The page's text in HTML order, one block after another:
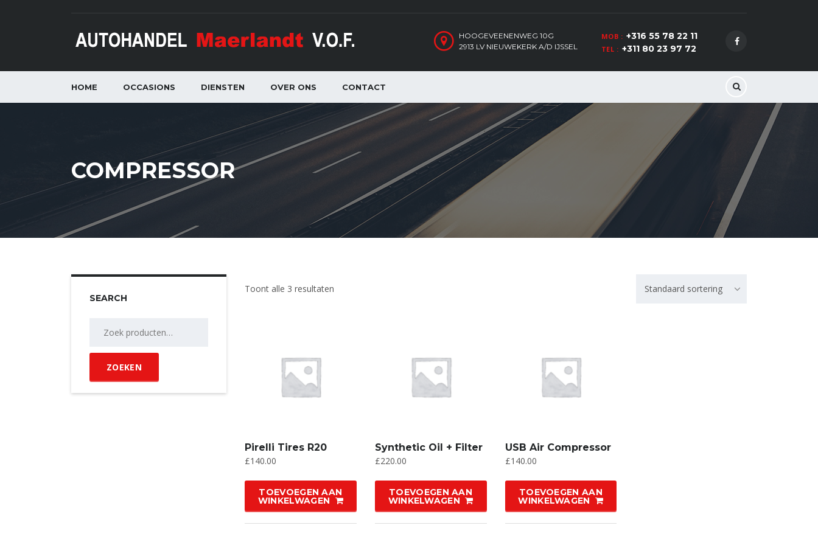
MOB : +316 55 78 22 11
TEL : +311 80 23 97 72
HOOGEVEENENWEG 10G
2913 LV NIEUWEKERK A/D IJSSEL
HOME OCCASIONS DIENSTEN OVER ONS CONTACT
COMPRESSOR
Toont alle 3 resultaten Standaard sortering
Pirelli Tires R20
£140.00
TOEVOEGEN AAN
WINKELWAGEN
Synthetic Oil + Filter
£220.00
TOEVOEGEN AAN
WINKELWAGEN
USB Air Compressor
£140.00
TOEVOEGEN AAN
WINKELWAGEN
SEARCH
naar:
ZOEKEN